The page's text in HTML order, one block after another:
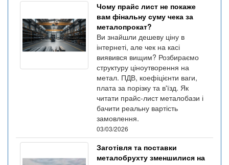
Чому прайс лист не покаже
вам фінальну суму чека за
металопрокат?
Ви знайшли дешеву ціну в
інтернеті, але чек на касі
виявився вищим? Розбираємо
структуру ціноутворення на
метал. ПДВ, коефіцієнти ваги,
плата за порізку та в'їзд. Як
читати прайс-лист металобази і
бачити реальну вартість
замовлення.
03/03/2026
Заготівля та поставки
металобрухту зменшилися на